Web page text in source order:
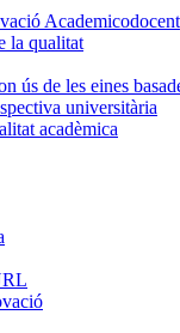
Academicodocent
la qualitat
ús de les eines
universitària
acadèmica